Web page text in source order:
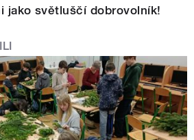
jako světluščí dobrovolník!